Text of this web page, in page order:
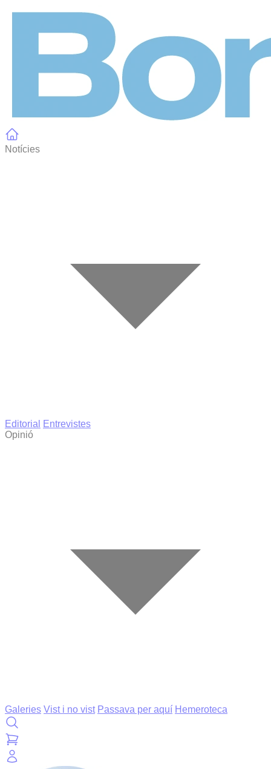
Notícies
Editorial
Entrevistes
Opinió
Galeries Vist i no vist Passava per aquí Hemeroteca